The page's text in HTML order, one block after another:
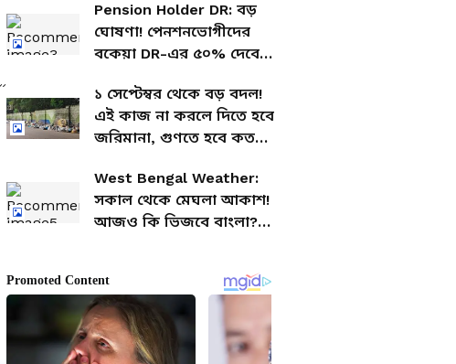
সরকার পক্ষের
Pension Holder DR: বড়
ঘোষণা! পেনশনভোগীদের
বকেয়া DR-এর ৫০% দেবে
টাকা?
১ সেপ্টেম্বর থেকে বড় বদল!
এই কাজ না করলে দিতে হবে
জরিমানা, গুণতে হবে কত
West Bengal Weather:
সকাল থেকে মেঘলা আকাশ!
আজও কি ভিজবে বাংলা?